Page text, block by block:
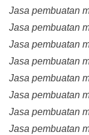
Jasa pembuatan
Jasa pembuatan
Jasa pembuatan
Jasa pembuatan
Jasa pembuatan
Jasa pembuatan
Jasa pembuatan
Jasa pembuatan